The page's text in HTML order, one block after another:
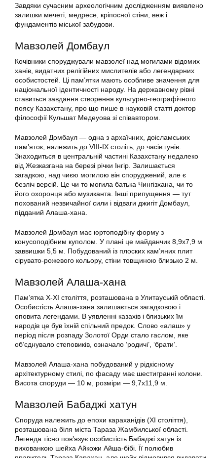
Завдяки сучасним археологічним дослідженням виявлено
залишки мечеті, медресе, кріпосної стіни, веж і
фундаментів міської забудови.
Мавзолей Домбаул
Кочівники споруджували мавзолеї над могилами відомих
ханів, видатних релігійних мислителів або легендарних
особистостей. Ці пам’ятки мають особливе значення для
національної ідентичності народу. На державному рівні
ставиться завдання створення культурно-географічного
поясу Казахстану, про що пише в науковій статті доктор
філософії Кульшат Медеуова зі співавтором.
Мавзолей Домбаул — одна з архаїчних, доісламських
пам’яток, належить до VIII-IX століть, до часів гунів.
Знаходиться в центральній частині Казахстану недалеко
від Жезказгана на березі річки Інгір. Залишається
загадкою, над чиєю могилою він споруджений, але є
безліч версій. Це чи то могила батька Чингізхана, чи то
його охоронця або музиканта. Інші припущення — тут
похований незвичайної сили і відваги джигіт Домбаул,
підданий Алаша-хана.
Мавзолей Домбаул має юртоподібну форму з
конусоподібним куполом. У плані це майданчик 8,9х7,9 м
заввишки 5,5 м. Побудований із плоских кам’яних плит
сірувато-рожевого кольору, стіни товщиною близько 2 м.
Мавзолей Алаша-хана
Пам’ятка X-XI століття, розташована в Улитауській області.
Особистість Алаша-хана залишається загадковою і
оповита легендами. В уявленні казахів і близьких їм
народів це був їхній спільний предок. Слово «алаш» у
період після розпаду Золотої Орди стало гаслом, яке
об’єднувало степовиків, означало ‘родичі’, ‘брати’.
Мавзолей Алаша-хана побудований у рідкісному
архітектурному стилі, по фасаду має шестигранні колони.
Висота споруди — 10 м, розміри — 9,7х11,9 м.
Мавзолей Бабаджі хатун
Споруда належить до епохи караханідів (XI століття),
розташована біля міста Тараза Жамбилської області.
Легенда тісно пов’язує особистість Бабаджі хатун із
вихованкою шейха Айкожи Айша-бібі. Її полюбив